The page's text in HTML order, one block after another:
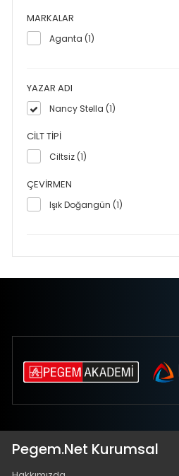
MARKALAR
Aganta (1)
YAZAR ADI
Nancy Stella (1)
CILT TIPI
Ciltsiz (1)
ÇEVIRMEN
Işık Doğangün (1)
Pegem.Net Kurumsal